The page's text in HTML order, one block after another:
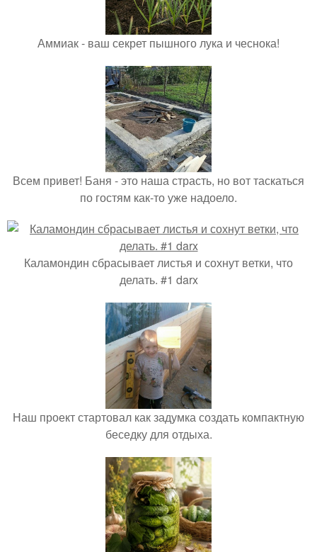
Аммиак - ваш секрет пышного лука и чеснока!
Всем привет! Баня - это наша страсть, но вот таскаться
по гостям как-то уже надоело.
Каламондин сбрасывает листья и сохнут ветки, что
делать. #1 darx
Наш проект стартовал как задумка создать компактную
беседку для отдыха.